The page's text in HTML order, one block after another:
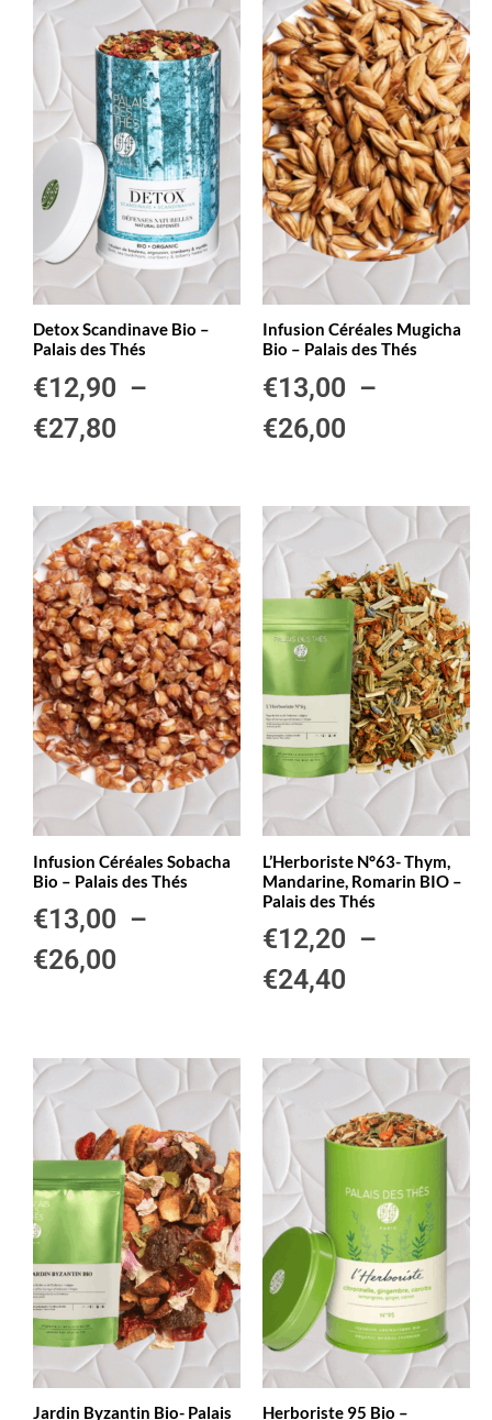
Detox Scandinave Bio –
Palais des Thés
€12,90 –
€27,80
Infusion Céréales Mugicha
Bio – Palais des Thés
€13,00 –
€26,00
Infusion Céréales Sobacha
Bio – Palais des Thés
€13,00 –
€26,00
L’Herboriste N°63- Thym,
Mandarine, Romarin BIO –
Palais des Thés
€12,20 –
€24,40
Jardin Byzantin Bio- Palais Herboriste 95 Bio –